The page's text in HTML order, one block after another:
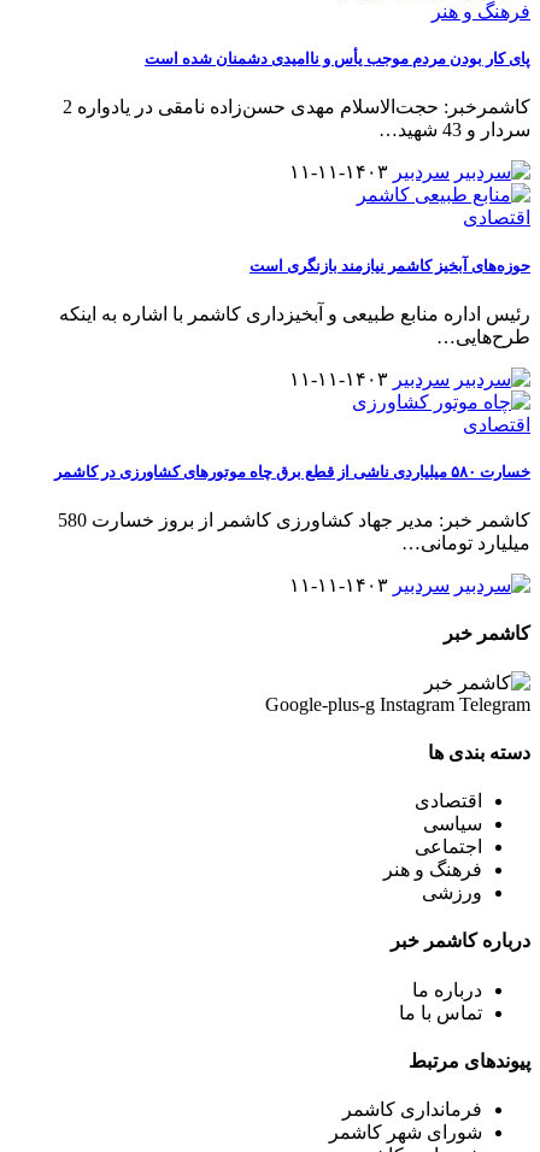
فرهنگ و هنر
پای کار بودن مردم موجب یأس و ناامیدی دشمنان شده است
کاشمرخبر: حجت‌الاسلام مهدی حسن‌زاده نامقی در یادواره 2
سردار و 43 شهید
…
سردبیر ۱۴۰۳-۱۱-۱۱
اقتصادی
حوزه‌های آبخیز کاشمر نیازمند بازنگری است
رئیس اداره منابع طبیعی و آبخیزداری کاشمر با اشاره به اینکه
طرح‌هایی…
سردبیر ۱۴۰۳-۱۱-۱۱
اقتصادی
خسارت ۵۸۰ میلیاردی ناشی از قطع برق چاه موتورهای کشاورزی در کاشمر
کاشمر خبر: مدیر جهاد کشاورزی کاشمر از بروز خسارت 580
میلیارد تومانی…
سردبیر ۱۴۰۳-۱۱-۱۱
کاشمر خبر
Google-plus-g Instagram Telegram
دسته بندی ها
اقتصادی
سیاسی
اجتماعی
فرهنگ و هنر
ورزشی
درباره کاشمر خبر
درباره ما
تماس با ما
پیوندهای مرتبط
فرمانداری کاشمر
شورای شهر کاشمر